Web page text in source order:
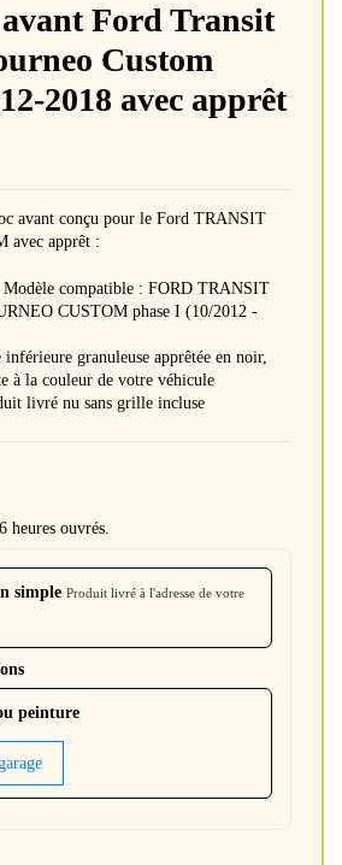
avant Ford Transit
Custom
2018 avec apprêt
avant conçu pour le Ford TRANSIT
avec apprêt :
Modèle compatible : FORD TRANSIT
CUSTOM phase I (10/2012 -
inférieure granuleuse apprêtée en noir,
à la couleur de votre véhicule
livré nu sans grille incluse
heures ouvrés.
simple Produit livré à l'adresse de votre
peinture